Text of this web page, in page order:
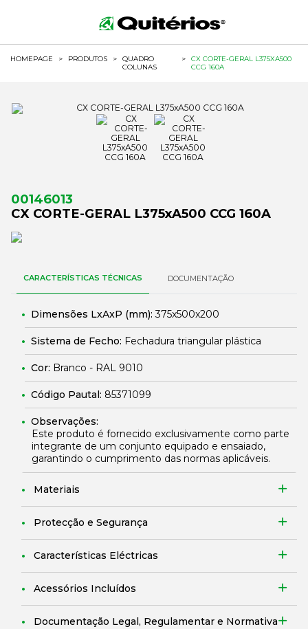
HOMEPAGE > PRODUTOS >
QUADRO
COLUNAS
>
CX CORTE-GERAL L375XA500
CCG 160A
00146013
CX CORTE-GERAL L375xA500 CCG 160A
CARACTERÍSTICAS TÉCNICAS DOCUMENTAÇÃO
Dimensões LxAxP (mm):375x500x200
Sistema de Fecho: Fechadura triangular plástica
Cor: Branco - RAL 9010
Código Pautal: 85371099
Observações:
Este produto é fornecido exclusivamente como parte
integrante de um conjunto equipado e ensaiado,
garantindo o cumprimento das normas aplicáveis.
Materiais
Protecção e Segurança
Características Eléctricas
Acessórios Incluídos
Documentação Legal, Regulamentar e Normativa